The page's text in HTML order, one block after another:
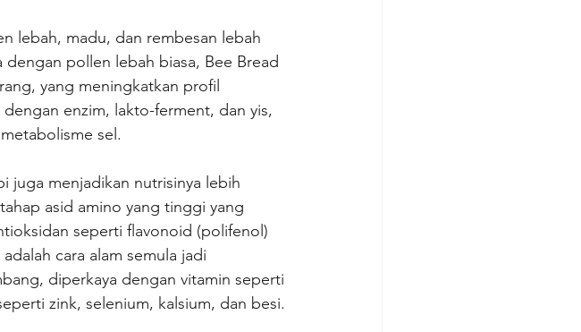
lebah, madu, dan rembesan lebah
pollen lebah biasa, Bee Bread
yang meningkatkan profil
enzim, lakto-ferment, dan yis,
sel.
juga menjadikan nutrisinya lebih
asid amino yang tinggi yang
seperti flavonoid (polifenol)
cara alam semula jadi
diperkaya dengan vitamin seperti
zink, selenium, kalsium, dan besi.